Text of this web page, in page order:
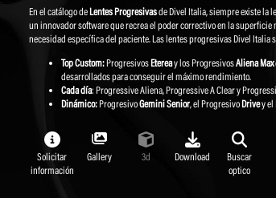
En el catálogo deLentes Progresivasde Divel Italia, siempre existe la
un innovador software que recrea el poder correctivo en la
necesidad específica del paciente. Las lentes progresivas Divel Italia
Top Custom:ProgresivosEtereay los ProgresivosAliena Max
desarrollados para conseguir el máximo rendimiento.
Cada día: Progressive Aliena, Progressive A Clear y
Dinámico:ProgresivoGemini Senior, el ProgresivoDrivey el
Solicitar
información
Gallery 3d Download
Buscar
optico